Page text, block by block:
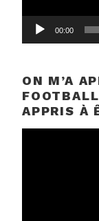
00:00
ON M’A
APPRIS À